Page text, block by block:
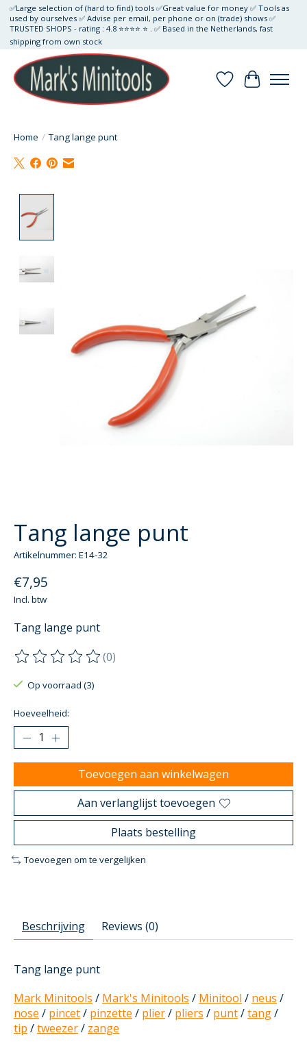
✅Large selection of (hard to find) tools ✅Great value for money ✅ Tools as
used by ourselves ✅ Advise per email, per phone or on (trade) shows ✅
TRUSTED SHOPS - rating : 4.8 ⭐⭐⭐⭐ ⭐ . ✅ Based in the Netherlands, fast
shipping from own stock
Verlanglijst
Home / Tang lange punt
Tang lange punt
Artikelnummer: E14-32
€7,95
Incl. btw
Tang lange punt
De beoordeling van dit product is
(0)
Op voorraad (3)
Hoeveelheid:
Toevoegen aan winkelwagen
Aan verlanglijst toevoegen
Plaats bestelling
Toevoegen om te vergelijken
Beschrijving Reviews (0)
Tang lange punt
Mark Minitools / Mark's Minitools / Minitool / neus /
nose / pincet/ pinzette / plier/ pliers / punt/tang/
tip /tweezer/ zange